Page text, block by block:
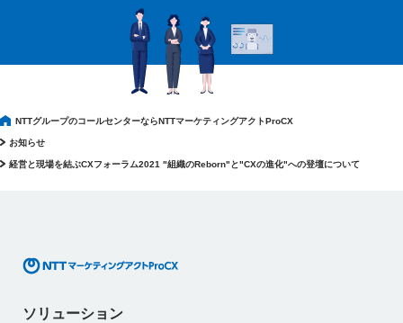
NTTグループのコールセンターならNTTマーケティングアクトProCX
お知らせ
経営と現場を結ぶCXフォーラム2021 "組織のReborn"と"CXの進化"への登壇について
ソリューション